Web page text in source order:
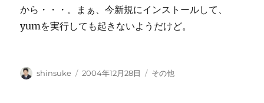
から・・・。まぁ、今新規にインストールして、
yumを実行しても起きないようだけど。
投
shinsuke
投
2004年12月28日
カ
その他